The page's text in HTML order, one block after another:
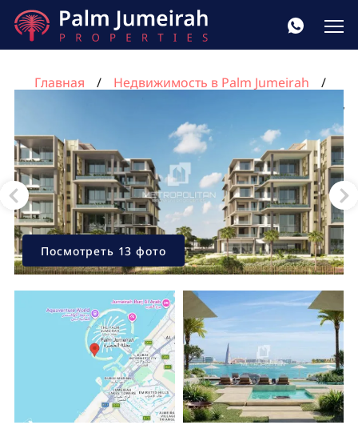
Главная
Недвижимость в Palm Jumeirah
Квартира с 3 спальнями в Пальма Джумейра, Дубай,
ОАЭ №1020
Посмотреть 13 фото